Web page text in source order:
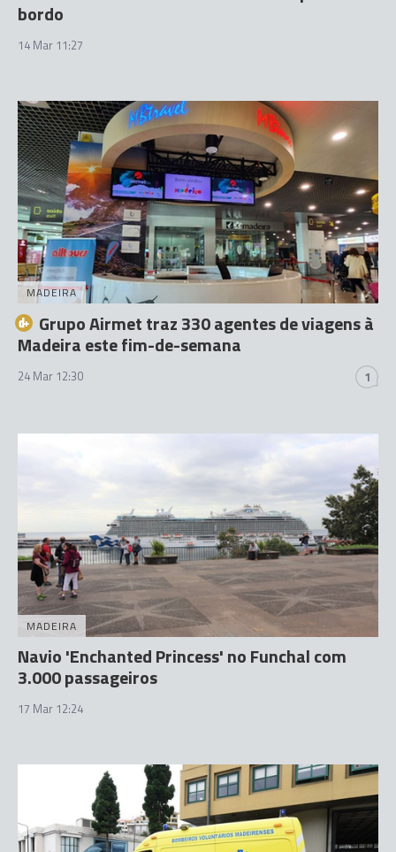
bordo
14 Mar 11:27
MADEIRA
Grupo Airmet traz 330 agentes de viagens à
Madeira este fim-de-semana
24 Mar 12:30 1
MADEIRA
Navio 'Enchanted Princess' no Funchal com
3.000 passageiros
17 Mar 12:24